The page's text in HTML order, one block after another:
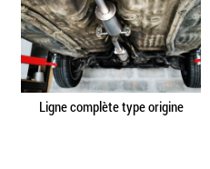
Ligne complète type origine